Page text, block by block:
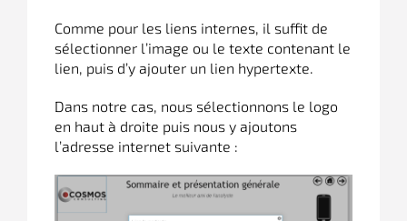
Comme pour les liens internes, il suffit de
sélectionner l’image ou le texte contenant le
lien, puis d’y ajouter un lien hypertexte.
Dans notre cas, nous sélectionnons le logo
en haut à droite puis nous y ajoutons
l’adresse internet suivante :